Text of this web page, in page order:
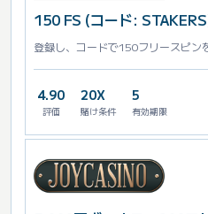
150 FS (コード:
登録し、コードで150フリースピン
4.90
評価
20X
賭け条件
5
有効期限